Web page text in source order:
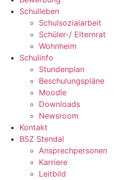
Schulleben
Schulsozialarbeit
Schüler-/ Elternrat
Wohnheim
Schulinfo
Stundenplan
Beschulungspläne
Moodle
Downloads
Newsroom
Kontakt
BSZ Stendal
Ansprechpersonen
Karriere
Leitbild